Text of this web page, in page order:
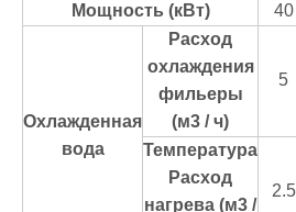
Мощность (кВт)
40
Охлажденная
вода
Расход
охлаждения
фильеры
(м3 / ч)
5
Температура
Расход
нагрева (м3 /
2.5